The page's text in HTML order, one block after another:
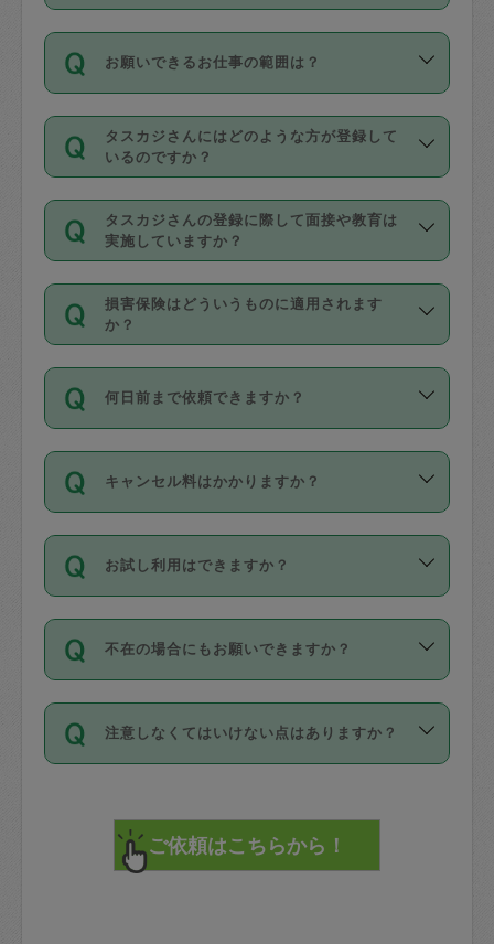
リカ、au WALLETなど）は支払にはご利
銀行振込や現金払いも対応していませ
なお、タスカジさんの交通費も、依頼料
金のご請求と合わせてお支払いとなりま
動計算で表示されます。
りに、一定数を超えたキャンセルは有償
（例：毎週定期の場合は３回以上のキャ
ンセルが有償（1200円、隔週定期の場合
は２回以上のキャンセルが有償（1200
ます。交通費の金額は「依頼の詳細」に
時間帯は3種類あります。いずれも１回あ
たり３時間です。
・ＡＭ ９時～１２時
・ＰＭ １３時～１６時
・夜 １８時～２１時
開始時間を２時間前後変更することが可
能です。依頼送信後、個別にタスカジさ
んにメッセージを送り調整してくださ
い。ただし、２時間を越えての調整はで
時間も被らない場合、損害保険の対象外
お願いできるお仕事の範囲は？
掃除、整理収納、洗濯、買い物、料理、
作り置きです。タスカジさんによってで
きる仕事の範囲が異なりますので、依頼
する前にタスカジさんのプロフィールで
確認してください。
基本的に、高所での作業や危険作業、屋
外での作業は対象外です。
タスカジさんにはどのような方が登録して
いるのですか？
主婦として長年の家事経験をお持ちの
方、栄養士・調理師といった資格者で保
育園や学校の給食やレストランで料理関
係の専門職に従事されていた方、日本で
すでにハウスキーパーや英語の先生とし
てお仕事をしているフィリピン出身の
社員など様々なバックグラウンドの方が
登録しています。
日本語も話せる方など様々です。
ールに記載していますので、各自の得意
を依頼してください。
タスカジさんの登録に際して面接や教育は
実施していますか？
応募の際に、各自事務局との面接と説明
を行っています。その後、身分証明書の
写真提出をしていただいています。外国
確認しています。タスカジさんトレーニ
ング動画を使ったセルフトレーニングの
現場トライアルを受け、合格したタスカ
ジさんが活動されています。
※テストセンターの講評は１件目のレビュ
参考
【詳細】タスカジさんの登録に際
損害保険はどういうものに適用されます
か？
依頼者とタスカジさんとの間でタスカジ
を通して成立した作業時間内での作業に
適用されます。作業範囲は、掃除、洗
です。作業中に物を壊したり、人にけが
をさせたりした場合が対象で、補償金額
す。
写真を撮り、
詳細FAQ：
損害賠償保険について教えて
何日前まで依頼できますか？
ご依頼は、現在を起点に3日後（72時間
以降）の日時から受付可能となっていま
す。
タスカジさんへ「募集」をかけることが
可能です。
キャンセル料はかかりますか？
キャンセル料には、以下の2種類がありま
す。
1. 直前キャンセル（定期、スポット契約
共通）
72時間を超える※と、以下のキャンセル
料が発生します。
直前キャンセル料：
72時間前〜24時間前＝依頼料金の50%
お試し利用はできますか？
「お試し利用」というメニューはありま
せんが、「一回のみ」依頼を活用するこ
とによって、気に入ったタスカジさんを
まず、条件の合う気になるタスカジさ
みてください。
その後、一番気に入ったタスカジさんに
不在の場合にもお願いできますか？
不在の場合の作業はタスカジさんの同意
が必要です。数回の依頼ののち、タスカ
ジさんと依頼者の間で十分な信頼関係が
てください。
不在時に部屋に入るためにタスカジさん
注意しなくてはいけない点はありますか？
で、必ず鍵のかかるロッカーや金庫に入
れて依頼者の責任の元管理するよう心掛
けてください。